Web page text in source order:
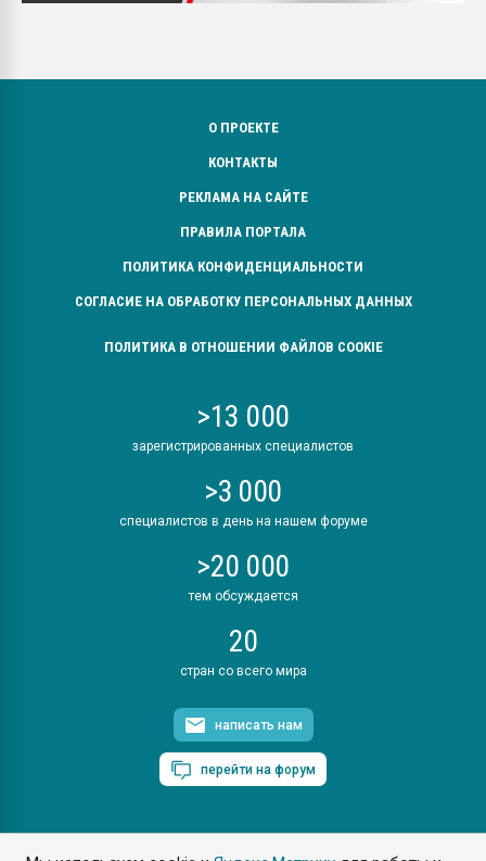
О ПРОЕКТЕ
КОНТАКТЫ
РЕКЛАМА НА САЙТЕ
ПРАВИЛА ПОРТАЛА
ПОЛИТИКА КОНФИДЕНЦИАЛЬНОСТИ
СОГЛАСИЕ НА ОБРАБОТКУ ПЕРСОНАЛЬНЫХ ДАННЫХ
ПОЛИТИКА В ОТНОШЕНИИ ФАЙЛОВ COOKIE
>13 000
зарегистрированных специалистов
>3 000
специалистов в день на нашем форуме
>20 000
тем обсуждается
20
стран со всего мира
написать нам
перейти на форум